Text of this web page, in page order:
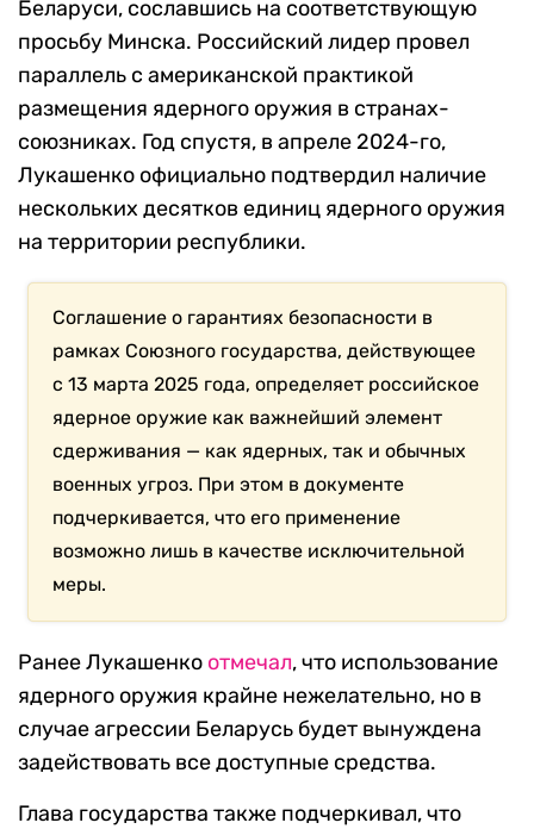
Беларуси, сославшись на соответствующую
просьбу Минска. Российский лидер провел
параллель с американской практикой
размещения ядерного оружия в странах-
союзниках. Год спустя, в апреле 2024-го,
Лукашенко официально подтвердил наличие
нескольких десятков единиц ядерного оружия
на территории республики.
Соглашение о гарантиях безопасности в
рамках Союзного государства, действующее
с 13 марта 2025 года, определяет российское
ядерное оружие как важнейший элемент
сдерживания — как ядерных, так и обычных
военных угроз. При этом в документе
подчеркивается, что его применение
возможно лишь в качестве исключительной
меры.
Ранее Лукашенко отмечал, что использование
ядерного оружия крайне нежелательно, но в
случае агрессии Беларусь будет вынуждена
задействовать все доступные средства.
Глава государства также подчеркивал, что